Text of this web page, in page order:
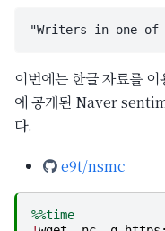
이번에는 한글 자료를
에 공개된 Naver
다.
e9t/nsmc
%%time